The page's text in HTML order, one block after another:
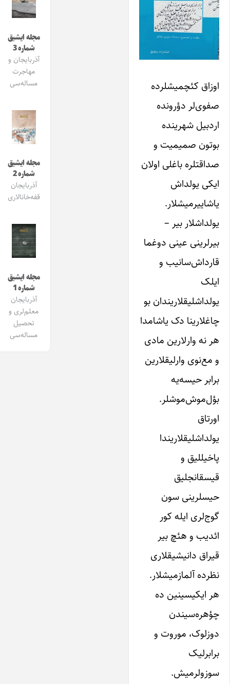
اوزاق کئچمیشلرده
صفوی‌لر‌ دؤرونده‌
اردبیل شهرینده‌
بوتون صمیمیت و‌
صداقتلره باغلی اولان‌
ایکی ‌یولداش
یاشاییرمیشلار.
‌یولداشلار بیر –
بیرلرینی عینی‌ دوغما‌
قارداش‌سانیب و
ایلک
‌یولداشلیقلاریندان‌ بو
چاغلارینا دک یاشامدا
هر نه وارلارین مادی
و مع‌نوی وارلیقلارین
برابر حیسه‌یه
بؤل‌موش‌موشلر.
اورتاق
‌یولداشلیقلاریندا
پاخیللیق و‌
قیسقانجلیق
حیسلرینی سون
‌گوج‌لری ایله ‌کور
ائدیب و‌ هئچ بیر
قیراق دانیشیقلاری
نظرده آلمازمیشلار.
هر ایکیسینین ده
چؤهره‌سیندن
دوز‌لوک، ‌موروت‌ و‌
برابرلیک
سوزولرمیش.
مجله ایشیق
شماره 3
آذربایجان و
مهاجرت
مساله‌سی
مجله ایشیق
شماره 2
آذربایجان
قفه‌خانالاری
مجله ایشیق
شماره 1
آذربایجان
معلم‌لری و
تحصیل
مساله‌سی